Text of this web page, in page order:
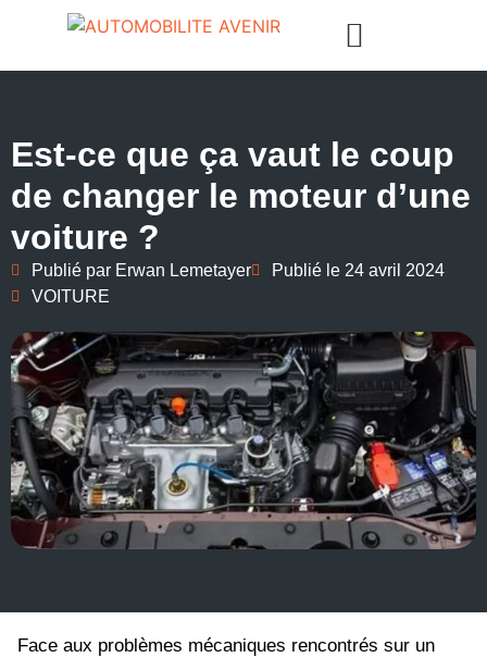
Est-ce que ça vaut le coup
de changer le moteur d’une
voiture ?
Publié par Erwan Lemetayer Publié le 24 avril 2024
VOITURE
Face aux problèmes mécaniques rencontrés sur un